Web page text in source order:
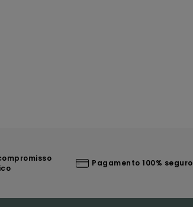
Pagamento 100% seguro